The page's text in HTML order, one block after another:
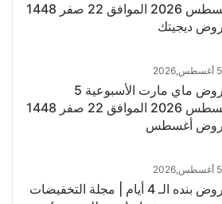
أغسطس 2026 الموافق 22 صفر 1448
ديجيتك
5 أغسطس,2026
عروض ماي مارت الأسبوعية 5
أغسطس 2026 الموافق 22 صفر 1448
أغسطس
5 أغسطس,2026
عروض بنده الـ 4 أيام | مجلة التخفيضات